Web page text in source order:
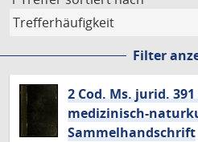
Filter
2 Cod. Ms. jurid.
medizinisch-
Sammelhandschrift